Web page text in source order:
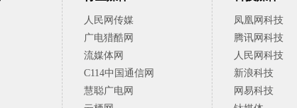
人民网传媒
广电猎酷网
流媒体网
C114中国通信网
慧聪广电网
凤凰网科技
腾讯网科技
人民网科技
新浪科技
网易科技